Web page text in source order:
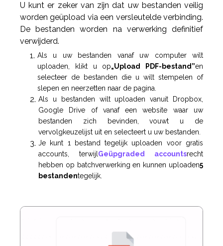
U kunt er zeker van zijn dat uw bestanden veilig
worden geüpload via een versleutelde verbinding.
De bestanden worden na verwerking definitief
verwijderd.
Als u uw bestanden vanaf uw computer wilt
uploaden, klikt u op„Upload PDF-bestand”en
selecteer de bestanden die u wilt stempelen of
slepen en neerzetten naar de pagina.
Als u bestanden wilt uploaden vanuit Dropbox,
Google Drive of vanaf een website waar uw
bestanden zich bevinden, vouwt u de
vervolgkeuzelijst uit en selecteert u uw bestanden.
Je kunt 1 bestand tegelijk uploaden voor gratis
accounts, terwijl Geüpgraded accountsrecht
hebben op batchverwerking en kunnen uploaden5
bestandentegelijk.